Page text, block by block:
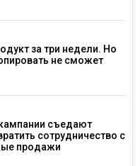
за три недели. Но
не сможет
съедают
сотрудничество с
продажи